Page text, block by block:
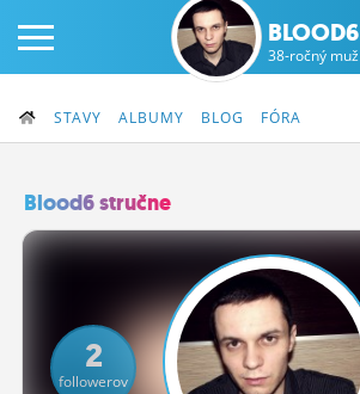
PRIHLÁS SA
ČINŽIAK
FÓRUM
BLOOD6
38-ročný muž
STAVY ALBUMY BLOG FÓRA
Blood6 stručne
2
followerov